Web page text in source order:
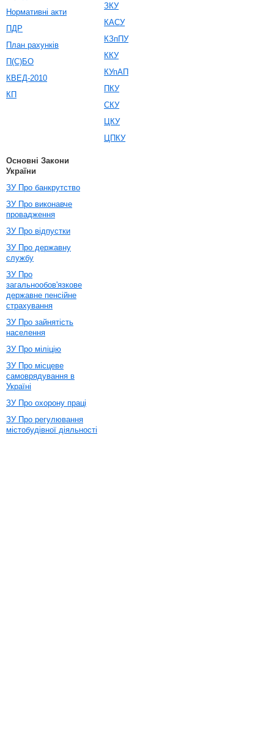
Нормативні акти
ПДР
План рахунків
П(С)БО
КВЕД-2010
КП
ЗКУ
КАСУ
КЗпПУ
ККУ
КУпАП
ПКУ
СКУ
ЦКУ
ЦПКУ
Основні Закони
України
ЗУ Про банкрутство
ЗУ Про виконавче
провадження
ЗУ Про відпустки
ЗУ Про державну
службу
ЗУ Про
загальнообов'язкове
державне пенсійне
страхування
ЗУ Про зайнятість
населення
ЗУ Про міліцію
ЗУ Про місцеве
самоврядування в
Україні
ЗУ Про охорону праці
ЗУ Про регулювання
містобудівної діяльності